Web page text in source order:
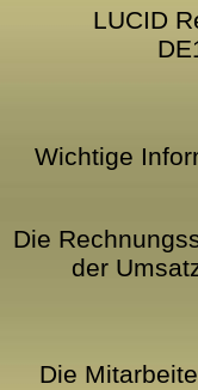
LUCID
Wichtige
Die
der
Die